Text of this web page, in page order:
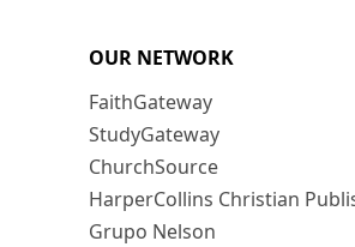
OUR NETWORK
FaithGateway
StudyGateway
ChurchSource
HarperCollins Christian
Grupo Nelson